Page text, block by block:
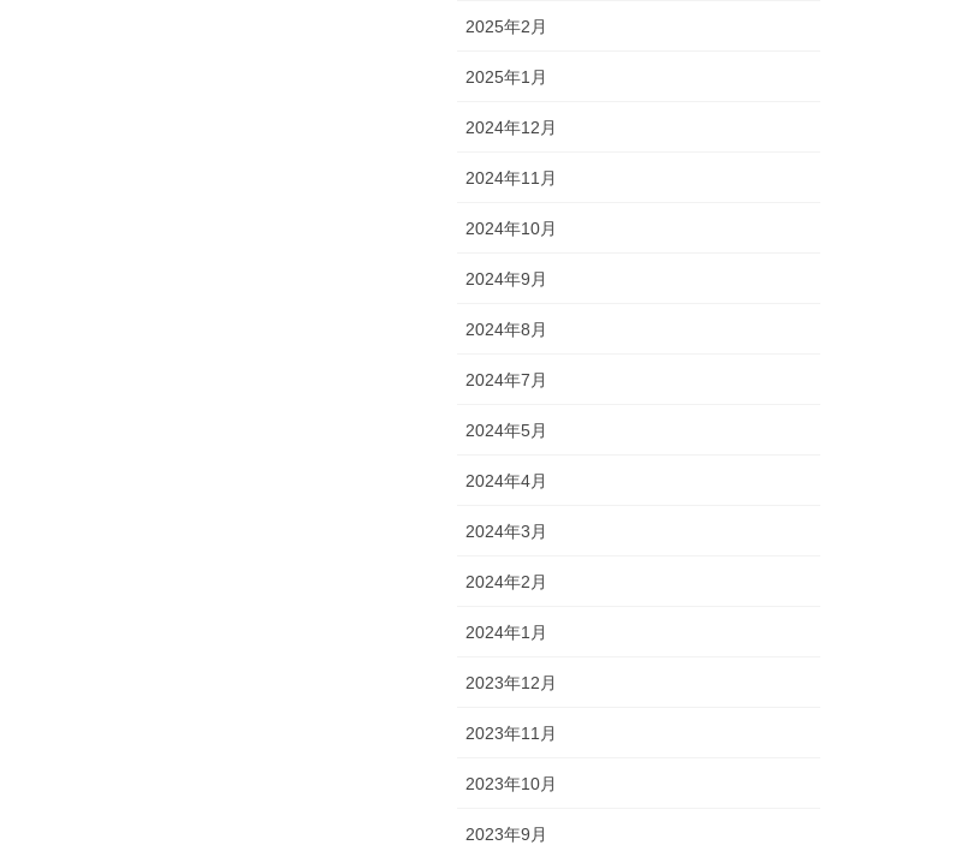
2025年2月
2025年1月
2024年12月
2024年11月
2024年10月
2024年9月
2024年8月
2024年7月
2024年5月
2024年4月
2024年3月
2024年2月
2024年1月
2023年12月
2023年11月
2023年10月
2023年9月